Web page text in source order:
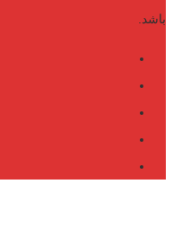
باشد.